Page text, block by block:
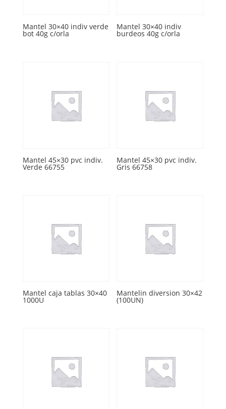
Mantel 30×40 indiv verde
bot 40g c/orla
Mantel 30×40 indiv
burdeos 40g c/orla
Mantel 45×30 pvc indiv.
Verde 66755
Mantel 45×30 pvc indiv.
Gris 66758
Mantel caja tablas 30×40
1000U
Mantelin diversion 30×42
(100UN)